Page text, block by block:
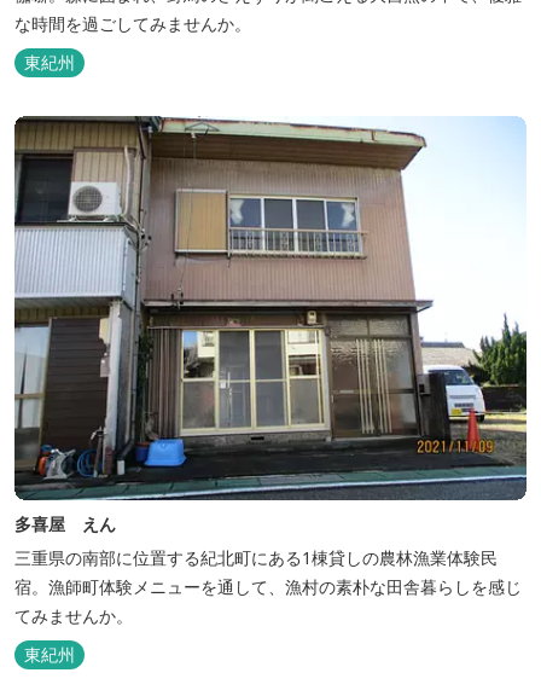
な時間を過ごしてみませんか。
東紀州
多喜屋 えん
三重県の南部に位置する紀北町にある1棟貸しの農林漁業体験民
宿。漁師町体験メニューを通して、漁村の素朴な田舎暮らしを感じ
てみませんか。
東紀州